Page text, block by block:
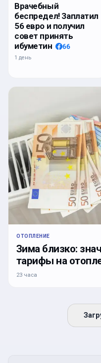
Врачебный
беспредел! Заплатил
56 евро и получил
совет принять
ибуметин
66
1 день
ОТОПЛЕНИЕ
Зима близко:
тарифы на
23 часа